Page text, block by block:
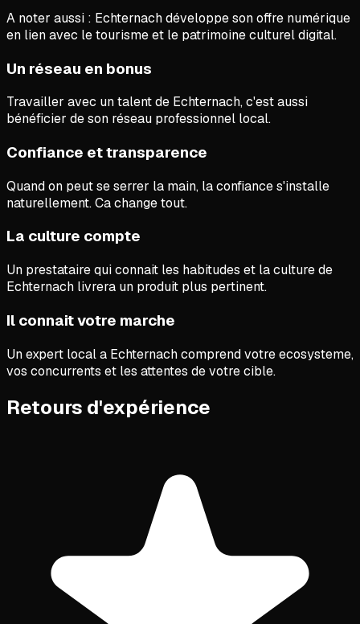
A noter aussi : Echternach développe son offre numérique
en lien avec le tourisme et le patrimoine culturel digital.
Un réseau en bonus
Travailler avec un talent de Echternach, c'est aussi
bénéficier de son réseau professionnel local.
Confiance et transparence
Quand on peut se serrer la main, la confiance s'installe
naturellement. Ca change tout.
La culture compte
Un prestataire qui connait les habitudes et la culture de
Echternach livrera un produit plus pertinent.
Il connait votre marche
Un expert local a Echternach comprend votre ecosysteme,
vos concurrents et les attentes de votre cible.
Retours d'expérience